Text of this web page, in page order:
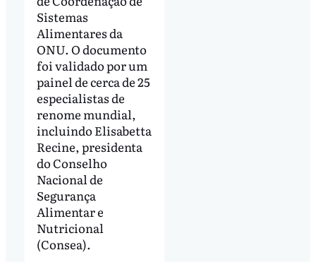
Sistemas
Alimentares da
ONU. O documento
foi validado por um
painel de cerca de 25
especialistas de
renome mundial,
incluindo Elisabetta
Recine, presidenta
do Conselho
Nacional de
Segurança
Alimentar e
Nutricional
(Consea).